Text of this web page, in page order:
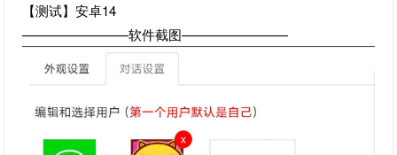
【测试】安卓14
————————软件截图————————